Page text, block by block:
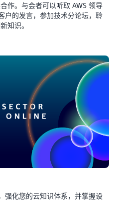
作。与会者可以听取 AWS 领导
户的发言，参加技术分论坛，聆
知识。
强化您的云知识体系，并掌握设